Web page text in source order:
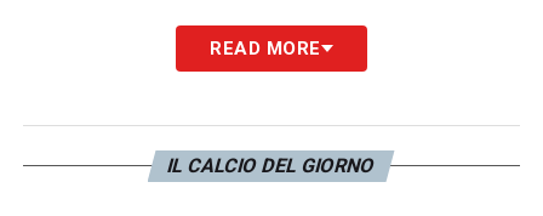
READ MORE
IL CALCIO DEL GIORNO